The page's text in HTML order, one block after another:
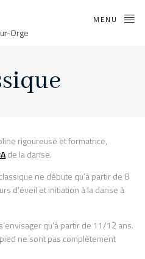
Orge
MENU
rigoureuse et formatrice,
de la danse.
ne débute qu’à partir de 8
d’éveil et initiation à la danse à
qu’à partir de 11/12 ans.
ne sont pas complètement